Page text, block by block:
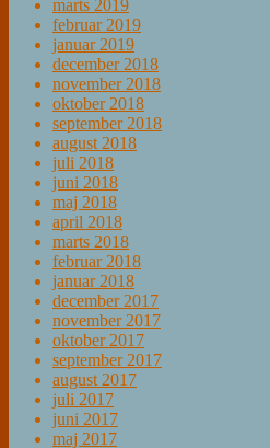
marts 2019
februar 2019
januar 2019
december 2018
november 2018
oktober 2018
september 2018
august 2018
juli 2018
juni 2018
maj 2018
april 2018
marts 2018
februar 2018
januar 2018
december 2017
november 2017
oktober 2017
september 2017
august 2017
juli 2017
juni 2017
maj 2017